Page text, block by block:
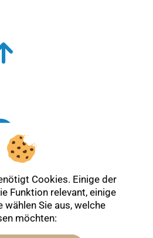
Cookies. Einige der
Funktion relevant, einige
Sie aus, welche
möchten: